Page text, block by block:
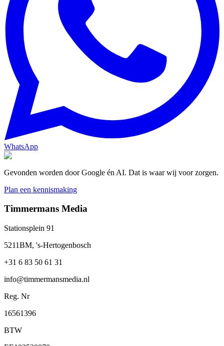
WhatsApp
Gevonden worden door Google én AI. Dat is waar wij voor zorgen.
Plan een kennismaking
Timmermans Media
Stationsplein 91
5211BM, 's-Hertogenbosch
+31 6 83 50 61 31
info@timmermansmedia.nl
Reg. Nr
16561396
BTW